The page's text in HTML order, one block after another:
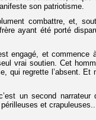
son patriotisme.
combattre, et,
ayant été porté
engagé, et
vrai soutien. Cet
qui regrette l’absent. Et
un second
et